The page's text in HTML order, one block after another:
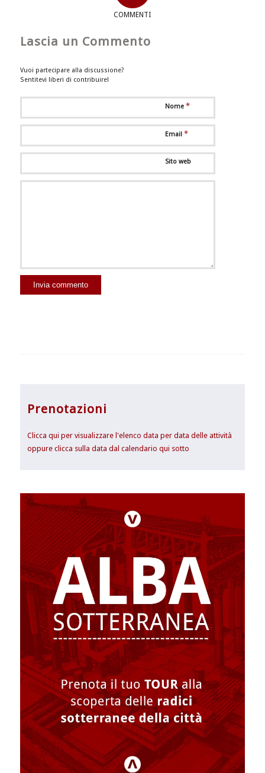
COMMENTI
Lascia un Commento
Vuoi partecipare alla discussione?
Sentitevi liberi di contribuire!
Nome *
Email *
Sito web
Prenotazioni
Clicca qui per visualizzare l'elenco data per data delle attività
oppure clicca sulla data dal calendario qui sotto